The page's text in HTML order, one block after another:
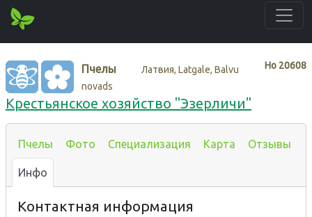
Нo 20608
Пчелы
Латвия, Latgale, Balvu
novads
Крестьянское хозяйство "Эзерличи"
Пчелы Фото Специализация Карта Отзывы
Инфо
Контактная информация